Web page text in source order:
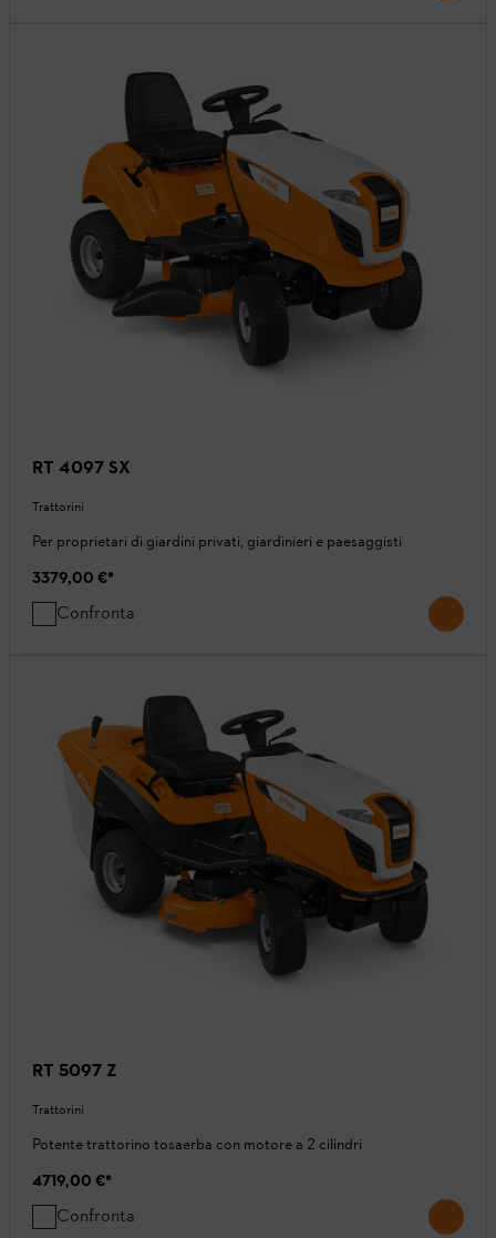
RT 4097 SX
Trattorini
Per proprietari di giardini privati, giardinieri e paesaggisti
3379,00 €*
Confronta
RT 5097 Z
Trattorini
Potente trattorino tosaerba con motore a 2 cilindri
4719,00 €*
Confronta